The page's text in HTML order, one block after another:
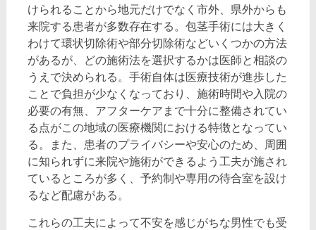
けられることから地元だけでなく市外、県外からも
来院する患者が多数存在する。包茎手術には大きく
わけて環状切除術や部分切除術などいくつかの方法
があるが、どの施術法を選択するかは医師と相談の
うえで決められる。手術自体は医療技術が進歩した
ことで負担が少なくなっており、施術時間や入院の
必要の有無、アフターケアまで十分に整備されてい
る点がこの地域の医療機関における特徴となってい
る。また、患者のプライバシーや安心のため、周囲
に知られずに来院や施術ができるよう工夫が施され
ているところが多く、予約制や専用の待合室を設け
るなど配慮がある。
これらの工夫によって不安を感じがちな男性でも受